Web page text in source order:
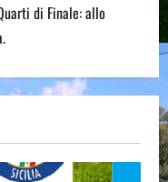
di Finale: allo